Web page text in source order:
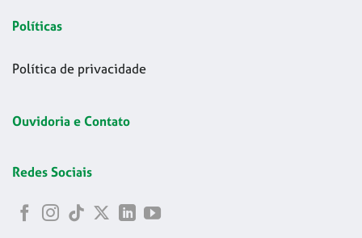
Políticas
Política de privacidade
Ouvidoria e Contato
Redes Sociais